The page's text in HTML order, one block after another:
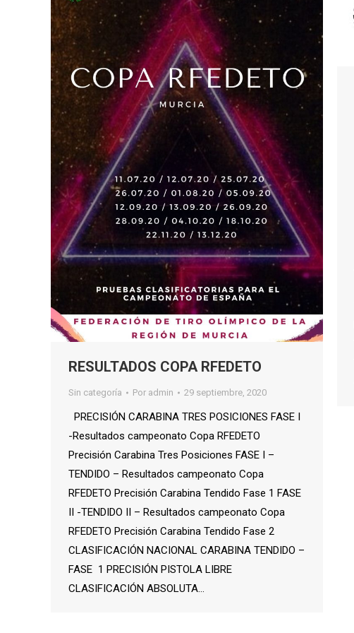
RESULTADOS COPA RFEDETO
Sin categoría Por admin 29 septiembre, 2020
PRECISIÓN CARABINA TRES POSICIONES FASE I
-Resultados campeonato Copa RFEDETO
Precisión Carabina Tres Posiciones FASE I –
TENDIDO – Resultados campeonato Copa
RFEDETO Precisión Carabina Tendido Fase 1 FASE
II -TENDIDO II – Resultados campeonato Copa
RFEDETO Precisión Carabina Tendido Fase 2
CLASIFICACIÓN NACIONAL CARABINA TENDIDO –
FASE 1 PRECISIÓN PISTOLA LIBRE
CLASIFICACIÓN ABSOLUTA…